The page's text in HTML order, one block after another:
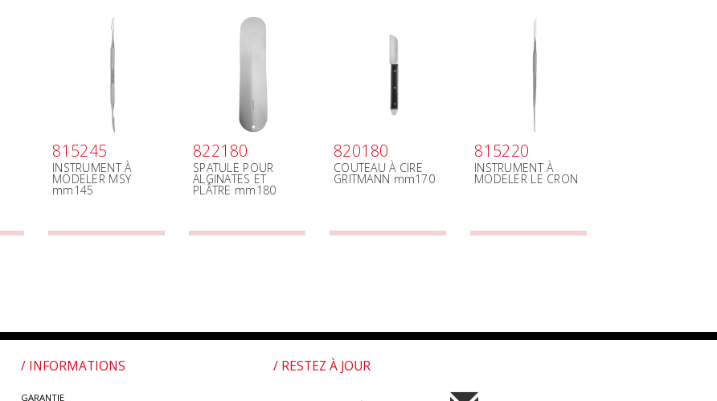
815245
INSTRUMENT À
MODELER MSY
mm145
822180
SPATULE POUR
ALGINATES ET
PLÂTRE mm180
820180
COUTEAU À CIRE
GRITMANN mm170
815220
INSTRUMENT À
MODELER LE CRON
/ INFORMATIONS
GARANTIE
/ RESTEZ À JOUR